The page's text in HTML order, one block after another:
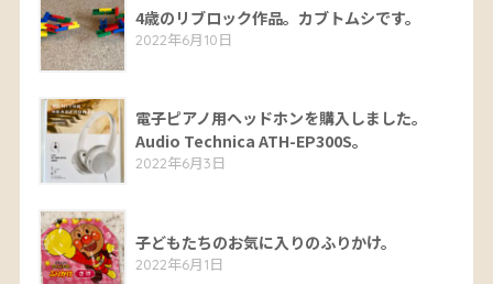
4歳のリブロック作品。カブトムシです。
2022年6月10日
電子ピアノ用ヘッドホンを購入しました。
Audio Technica ATH-EP300S。
2022年6月3日
子どもたちのお気に入りのふりかけ。
2022年6月1日